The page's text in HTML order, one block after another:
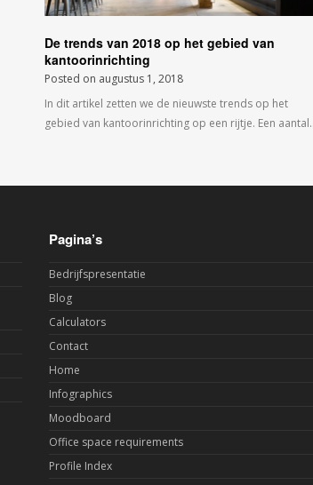
De trends van 2018 op het gebied van
kantoorinrichting
Posted on augustus 1, 2018
In dit artikel zetten we de nieuwste trends op het
gebied van kantoorinrichting op een rijtje. Een
Pagina’s
Bedrijfspresentatie
Blog
Calculators
Contact
Home
Infographics
Moodboard
Office space requirements
Profile Index